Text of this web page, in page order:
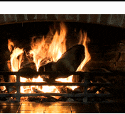
Германии, вакцины нет
25.05.2026 в 08:40
Мир подготовился к
не к той которая сейчас
превращается в
23.05.2026 в 14:22